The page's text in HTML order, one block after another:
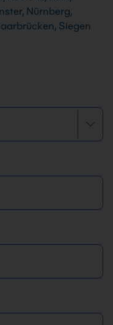
Nürnberg,
Siegen